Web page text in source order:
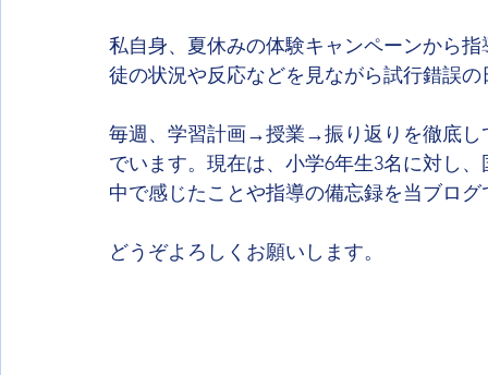
私自身、夏休みの体験キャンペーンから
徒の状況や反応などを見ながら試行錯誤の
毎週、学習計画→授業→振り返りを徹底し
でいます。現在は、小学6年生3名に対し
中で感じたことや指導の備忘録を当ブロ
どうぞよろしくお願いします。